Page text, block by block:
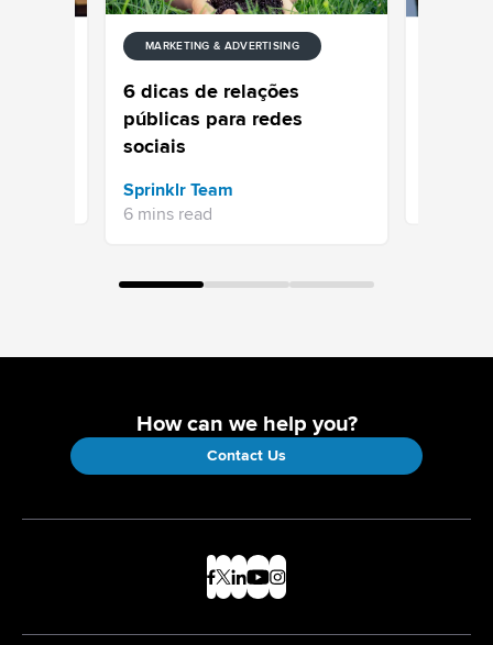
MARKETING & ADVERTISING
6 dicas de relações
públicas para redes
sociais
Sprinklr Team
6 mins read
How can we help you?
Contact Us